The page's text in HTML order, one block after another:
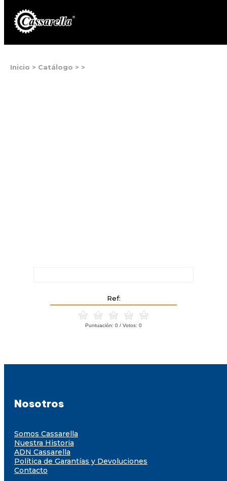
Inicio > Catálogo > >
Ref:
Puntuación: 0 / Votos: 0
Nosotros
Somos Cassarella
Nuestra Historia
ADN Cassarella
Política de Garantías y Devoluciones
Contacto